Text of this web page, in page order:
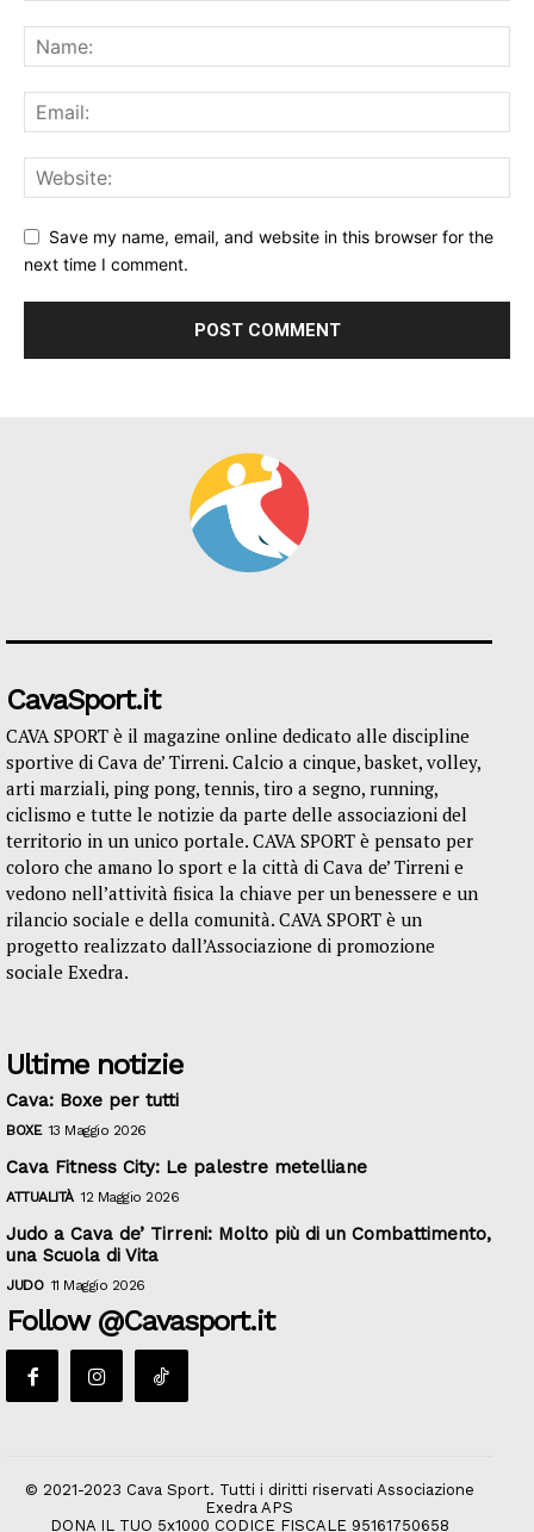
Save my name, email, and website in this browser for the
next time I comment.
CavaSport.it
CAVA SPORT è il magazine online dedicato alle discipline
sportive di Cava de’ Tirreni. Calcio a cinque, basket, volley,
arti marziali, ping pong, tennis, tiro a segno, running,
ciclismo e tutte le notizie da parte delle associazioni del
territorio in un unico portale. CAVA SPORT è pensato per
coloro che amano lo sport e la città di Cava de’ Tirreni e
vedono nell’attività fisica la chiave per un benessere e un
rilancio sociale e della comunità. CAVA SPORT è un
progetto realizzato dall’Associazione di promozione
sociale Exedra.
Ultime notizie
Cava: Boxe per tutti
BOXE 13 Maggio 2026
Cava Fitness City: Le palestre metelliane
ATTUALITÀ 12 Maggio 2026
Judo a Cava de’ Tirreni: Molto più di un Combattimento,
una Scuola di Vita
JUDO 11 Maggio 2026
Follow @Cavasport.it
© 2021-2023 Cava Sport. Tutti i diritti riservati Associazione
Exedra APS
DONA IL TUO 5x1000 CODICE FISCALE 95161750658